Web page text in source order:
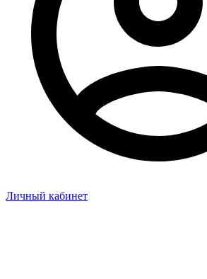
Личный кабинет